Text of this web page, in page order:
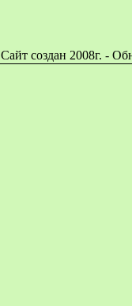
Сайт создан 2008г. -